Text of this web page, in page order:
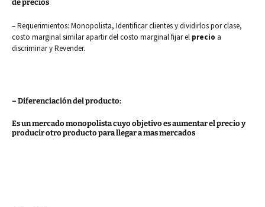
de precios
– Requerimientos: Monopolista, Identificar clientes y dividirlos por clase,
costo marginal similar apartir del costo marginal fijar el precio a
discriminar y Revender.
– Diferenciación del producto:
Es un mercado monopolista cuyo objetivo es aumentar el precio y
producir otro producto para llegar a mas mercados